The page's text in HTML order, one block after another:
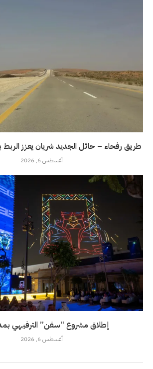
طريق رفحاء – حائل الجديد شريان يعزز
أغسطس 6, 2026
إطلاق مشروع “سفن” الترفيهي
أغسطس 6, 2026